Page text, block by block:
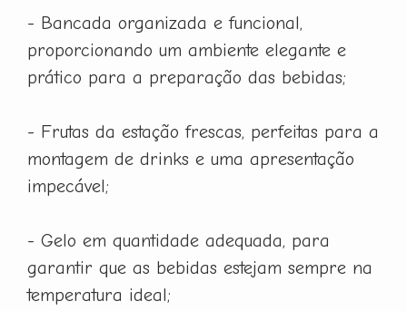
- Bancada organizada e funcional,
proporcionando um ambiente elegante e
prático para a preparação das bebidas;
- Frutas da estação frescas, perfeitas para a
montagem de drinks e uma apresentação
impecável;
- Gelo em quantidade adequada, para
garantir que as bebidas estejam sempre na
temperatura ideal;